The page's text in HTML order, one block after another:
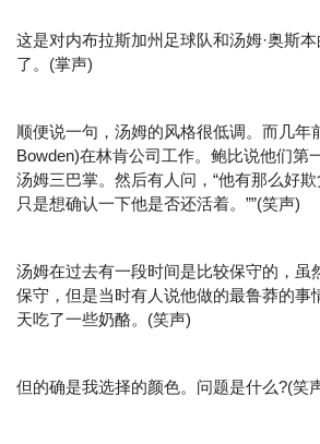
这是对内布拉斯加州足球队和汤姆·奥斯
了。(掌声)
顺便说一句，汤姆的风格很低调。而几年
Bowden)在林肯公司工作。鲍比说他们第
汤姆三巴掌。然后有人问，“他有那么好欺
只是想确认一下他是否还活着。””(笑声)
汤姆在过去有一段时间是比较保守的，虽
保守，但是当时有人说他做的最鲁莽的事
天吃了一些奶酪。(笑声)
但的确是我选择的颜色。问题是什么?(笑